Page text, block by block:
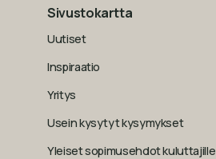
Sivustokartta
Uutiset
Inspiraatio
Yritys
Usein kysytyt kysymykset
Yleiset sopimusehdot kuluttajille